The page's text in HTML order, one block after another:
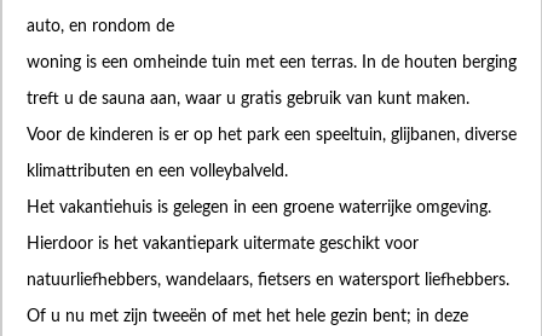
auto, en rondom de
woning is een omheinde tuin met een terras. In de houten berging
treft u de sauna aan, waar u gratis gebruik van kunt maken.
Voor de kinderen is er op het park een speeltuin, glijbanen, diverse
klimattributen en een volleybalveld.
Het vakantiehuis is gelegen in een groene waterrijke omgeving.
Hierdoor is het vakantiepark uitermate geschikt voor
natuurliefhebbers, wandelaars, fietsers en watersport liefhebbers.
Of u nu met zijn tweeën of met het hele gezin bent; in deze